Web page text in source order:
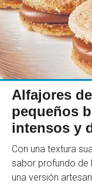
Alfajores
pequeños
intensos y
Con una textura
sabor profundo de
una versión